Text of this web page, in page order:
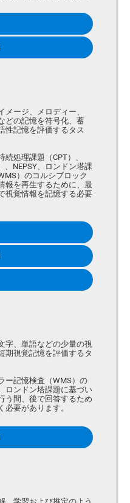
ージ、メロディー、
どの記憶を符号化、蓄
性記憶を評価するタス
処理課題（CPT）、
、NEPSY、ロンドン塔課
）のコルシブロック
報を再生するために、最
視覚情報を記憶する必要
字、単語などの少量の視
期視覚記憶を評価するタ
ー記憶検査（WMS）の
ロンドン塔課題に基づい
う間、後で回答するため
要があります。